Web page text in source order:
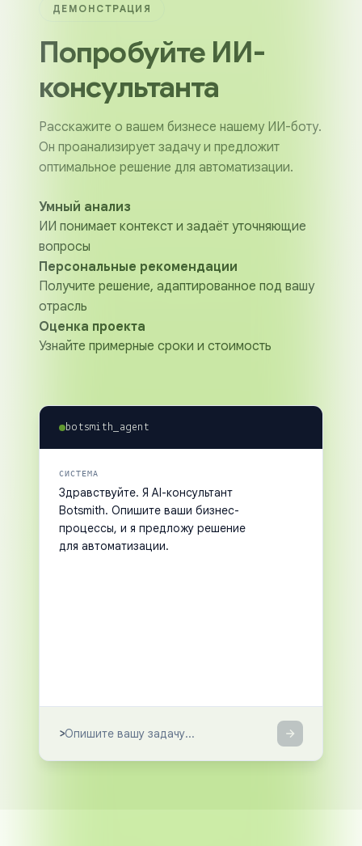
ДЕМОНСТРАЦИЯ
Попробуйте ИИ-
консультанта
Расскажите о вашем бизнесе нашему ИИ-боту.
Он проанализирует задачу и предложит
оптимальное решение для автоматизации.
Умный анализ
ИИ понимает контекст и задаёт уточняющие
вопросы
Персональные рекомендации
Получите решение, адаптированное под вашу
отрасль
Оценка проекта
Узнайте примерные сроки и стоимость
botsmith_agent
СИСТЕМА
Здравствуйте. Я AI-консультант
Botsmith. Опишите ваши бизнес-
процессы, и я предложу решение
для автоматизации.
>